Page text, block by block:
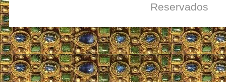
Reservados